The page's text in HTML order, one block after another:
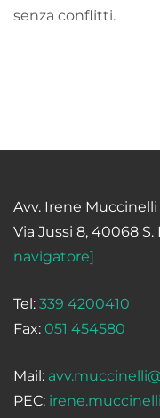
senza conflitti.
Avv. Irene Muccinelli
Via Jussi 8, 40068 S.
navigatore]
Tel: 339 4200410
Fax: 051 454580
Mail:
PEC: